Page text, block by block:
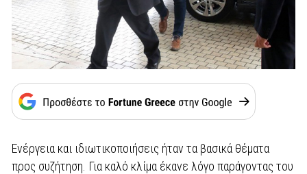
Ενέργεια και ιδιωτικοποιήσεις ήταν τα βασικά θέματα
προς συζήτηση. Για καλό κλίμα έκανε λόγο παράγοντας του